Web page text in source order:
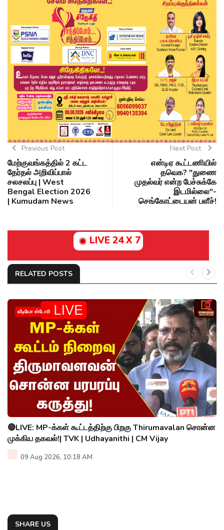
Previous Post
மேற்குவங்கத்தில் 2 கட்ட
தேர்தல் அறிவிப்பால்
சலசலப்பு | West
Bengal Election 2026
| Kumudam News
Next Post
என்டிஏ கூட்டணியில்
தவெக? "துணை
முதல்வர் என்ற பேச்சுக்கே
இடமில்லை"-
செங்கோட்டையன் பளீச்!
LIVE 24 X 7
RELATED POSTS
வீடியோ ஸ்டோரி
🔴LIVE: MP-க்கள் கூட்டத்திற்கு பிறகு Thirumavalan சொன்ன
முக்கிய தகவல்!| TVK | Udhayanithi | CM Vijay
09 Aug 2026, 10:18 AM
SHARE US